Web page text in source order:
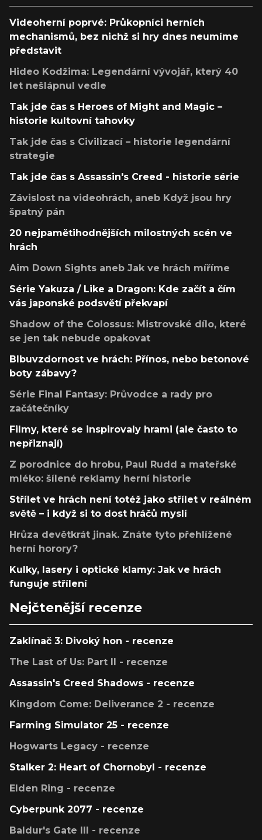
Videoherní poprvé: Průkopníci herních
mechanismů, bez nichž si hry dnes neumíme
představit
Hideo Kodžima: Legendární vývojář, který 40
let nešlápnul vedle
Tak jde čas s Heroes of Might and Magic –
historie kultovní tahovky
Tak jde čas s Civilizací – historie legendární
strategie
Tak jde čas s Assassin's Creed - historie série
Závislost na videohrách, aneb Když jsou hry
špatný pán
20 nejpamětihodnějších milostných scén ve
hrách
Aim Down Sights aneb Jak ve hrách míříme
Série Yakuza / Like a Dragon: Kde začít a čím
vás japonské podsvětí překvapí
Shadow of the Colossus: Mistrovské dílo, které
se jen tak nebude opakovat
Blbuvzdornost ve hrách: Přínos, nebo betonové
boty zábavy?
Série Final Fantasy: Průvodce a rady pro
začátečníky
Filmy, které se inspirovaly hrami (ale často to
nepřiznají)
Z porodnice do hrobu, Paul Rudd a mateřské
mléko: šílené reklamy herní historie
Střílet ve hrách není totéž jako střílet v reálném
světě – i když si to dost hráčů myslí
Hrůza devětkrát jinak. Znáte tyto přehlížené
herní horory?
Kulky, lasery i optické klamy: Jak ve hrách
funguje střílení
Nejčtenější recenze
Zaklínač 3: Divoký hon - recenze
The Last of Us: Part II - recenze
Assassin's Creed Shadows - recenze
Kingdom Come: Deliverance 2 - recenze
Farming Simulator 25 - recenze
Hogwarts Legacy - recenze
Stalker 2: Heart of Chornobyl - recenze
Elden Ring - recenze
Cyberpunk 2077 - recenze
Baldur's Gate III - recenze